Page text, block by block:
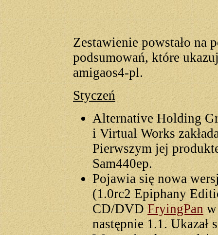
Zestawienie powstało na
podsumowań, które
amigaos4-pl.
Styczeń
Alternative Holding
i Virtual Works
Pierwszym jej
Sam440ep.
Pojawia się nowa
(1.0rc2 Epiphany
CD/DVD FryingPan w
następnie 1.1. Ukazał